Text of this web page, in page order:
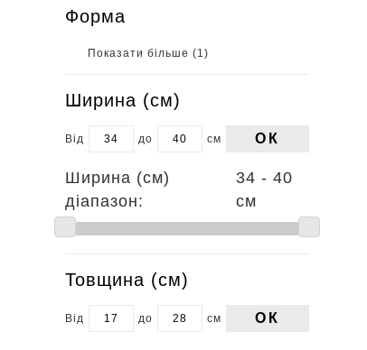
Форма
Показати більше (1 )
Ширина (см)
Від до см ОК
Ширина (см)
діапазон:
34 - 40
см
Товщина (см)
Від до см ОК